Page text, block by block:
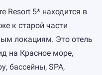
Resort 5* находится в
к старой части
локациям. Это отель
на Красное море,
бассейны, SPA,